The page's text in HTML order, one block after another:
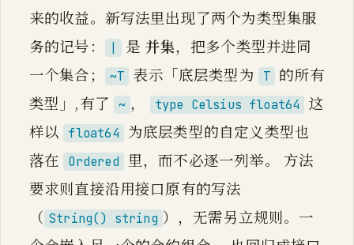
来的收益。新写法里出现了两个为类型集服
务的记号：
是 并集，把多个类型并进同
一个集合；
~T 表示「底层类型为 T 的所有
类型」,有了 ~ ， type Celsius float64
这
样以 float64 为底层类型的自定义类型也
落在 Ordered 里，而不必逐一列举。 方法
要求则直接沿用接口原有的写法
（ String() string ），无需另立规则。一